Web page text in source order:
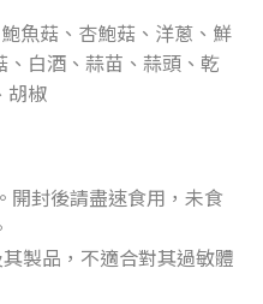
菇、杏鮑菇、洋蔥、鮮
、白酒、蒜苗、蒜頭、乾
胡椒
封後請盡速食用，未食
製品，不適合對其過敏體